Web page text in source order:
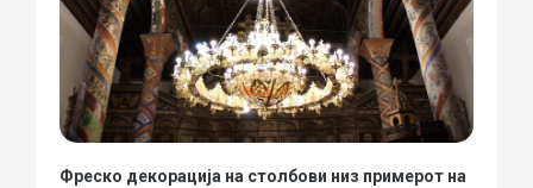
Фреско декорација на столбови низ примерот на